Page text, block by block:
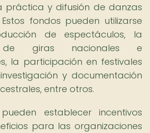
práctica y difusión de danzas
fondos pueden utilizarse
de espectáculos, la
de giras nacionales e
la participación en festivales
y documentación
entre otros.
establecer incentivos
para las organizaciones